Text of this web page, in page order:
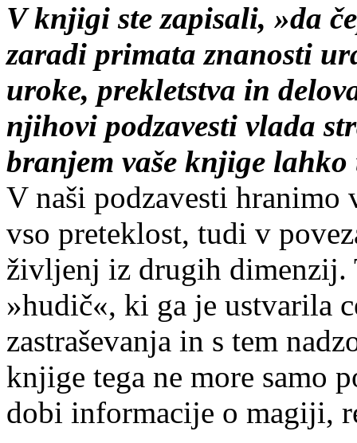
V knjigi ste zapisali, »da
zaradi primata znanosti
uroke, prekletstva in
njihovi podzavesti vlada
branjem vaše knjige lahko
V naši podzavesti
vso preteklost, tudi v
življenj iz drugih dimenzij.
»hudič«, ki ga je ustvarila
zastraševanja in s tem
knjige tega ne more samo
dobi informacije o magiji,